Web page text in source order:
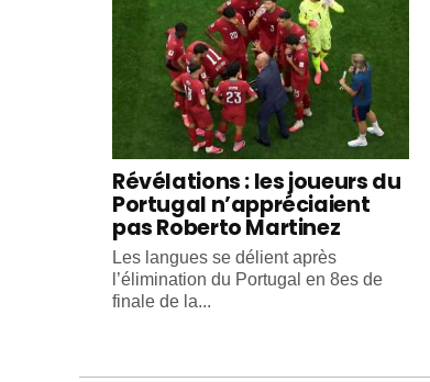
Révélations : les joueurs du
Portugal n’appréciaient
pas Roberto Martinez
Les langues se délient après
l’élimination du Portugal en 8es de
finale de la...